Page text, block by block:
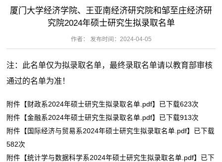
厦门大学经济学院、王亚南经济研究院和邹至庄经济研
究院2024年硕士研究生拟录取名单
作者： 发布时间：2024-04-05
注：此名单仅为拟录取名单，最终录取名单请以教育部审核
通过的名单为准！
附件【财政系2024年硕士研究生拟录取名单.pdf】已下载623次
附件【金融系2024年硕士研究生拟录取名单.pdf】已下载913次
附件【 国际经济与贸易系2024年硕士研究生拟录取名单.pdf】已下载
582次
附件【统计学与数据科学系2024年硕士研究生拟录取名单.pdf】已下